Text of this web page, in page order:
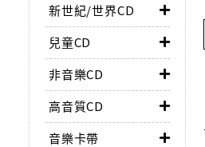
新世紀/世界CD
兒童CD
非音樂CD
高音質CD
音樂卡帶